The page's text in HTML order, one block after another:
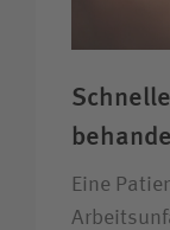
Eine